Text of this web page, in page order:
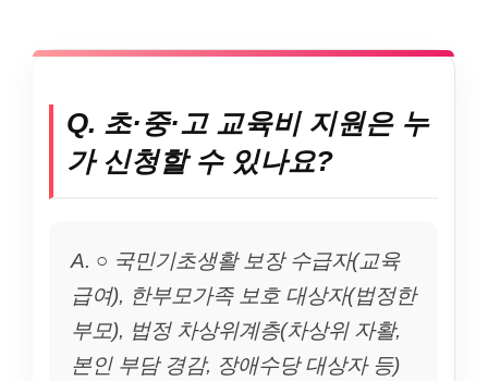
Q. 초·중·고 교육비 지원은 누
가 신청할 수 있나요?
A. ○ 국민기초생활 보장 수급자(교육
급여), 한부모가족 보호 대상자(법정한
부모), 법정 차상위계층(차상위 자활,
본인 부담 경감, 장애수당 대상자 등)